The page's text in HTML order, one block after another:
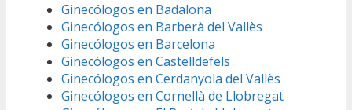
Ginecólogos en Badalona
Ginecólogos en Barberà del Vallès
Ginecólogos en Barcelona
Ginecólogos en Castelldefels
Ginecólogos en Cerdanyola del Vallès
Ginecólogos en Cornellà de Llobregat